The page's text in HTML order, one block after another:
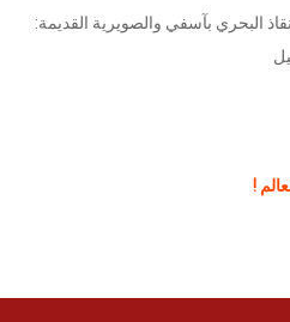
البحري بآسفي والصويرية القديمة:
!